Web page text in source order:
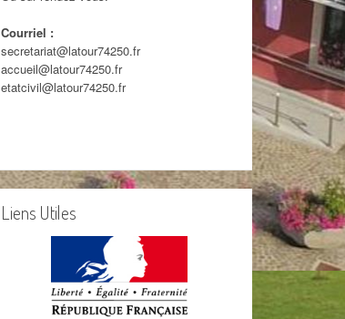
Courriel :
secretariat@latour74250.fr
accueil@latour74250.fr
etatcivil@latour74250.fr
Liens Utiles